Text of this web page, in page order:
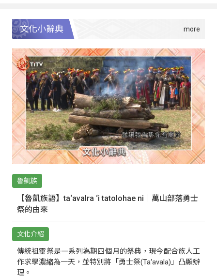
文化小辭典
魯凱族
【魯凱族語】ta‘avalra ‘i tatolohae ni｜萬山部落勇士
祭的由來
文化介紹
傳統祖靈祭是一系列為期四個月的祭典，現今配合族人工
作求學濃縮為一天，並特別將「勇士祭(Ta‘avala)」凸顯辦
理。